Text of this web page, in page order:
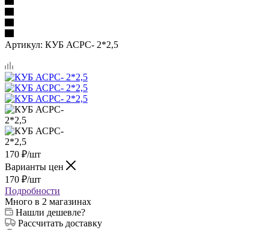
Артикул: КУБ АСРС- 2*2,5
170 ₽/шт
Варианты цен
170 ₽/шт
Подробности
Много в 2 магазинах
Нашли дешевле?
Рассчитать доставку